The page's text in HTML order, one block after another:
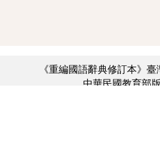
《重編國語辭典修訂本》
中華民國教育部